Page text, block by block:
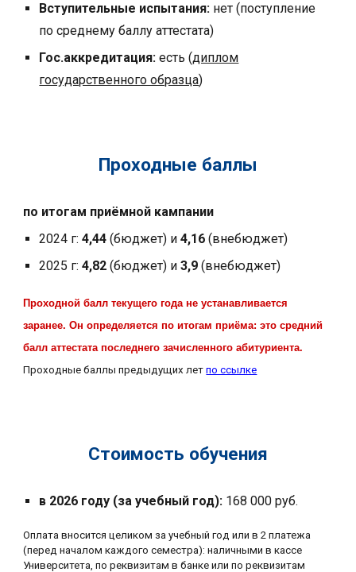
Вступительные испытания: нет (поступление
по среднему баллу аттестата)
Гос.аккредитация:есть (диплом
государственного образца)
Проходные баллы
по итогам приёмной кампании
2024 г:4,44(бюджет) и4,16 (внебюджет)
2025 г:4,82 (бюджет) и3,9(внебюджет)
Проходной балл текущего года не устанавливается
заранее. Он определяется по итогам приёма: это средний
балл аттестата последнего зачисленного абитуриента.
Проходные баллы предыдущих летпо ссылке
Стоимость обучения
в 2026 году (за учебный год): 168000 руб.
Оплата вносится целиком за учебный год или в 2 платежа
(перед началом каждого семестра): наличными в кассе
Университета, по реквизитам в банке или по реквизитам